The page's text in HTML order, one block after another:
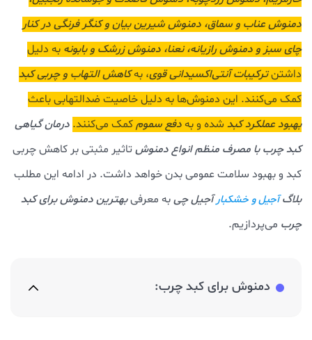
دمنوش عناب و سماق، دمنوش شیرین بیان و کنگر فرنگی در کنار
چای سبز و دمنوش رازیانه، نعنا، دمنوش زرشک و بابونه به دلیل
داشتنترکیبات آنتی‌اکسیدانی قوی، بهکاهش التهاب و چربی کبد
کمک می‌کنند. این دمنوش‌ها به دلیل خاصیت ضدالتهابی باعث
بهبود عملکرد کبد شده و بهدفع سمومکمک می‌کنند. درمان گیاهی
کبد چرب با مصرف منظم انواع دمنوش تاثیر مثبتی بر کاهش چربی
کبد و بهبود سلامت عمومی بدن خواهد داشت. در ادامه این مطلب
بلاگآجیل و خشکبارآجیل چیبه معرفیبهترین دمنوش برای کبد
چرب می‌پردازیم.
دمنوش برای کبد چرب: